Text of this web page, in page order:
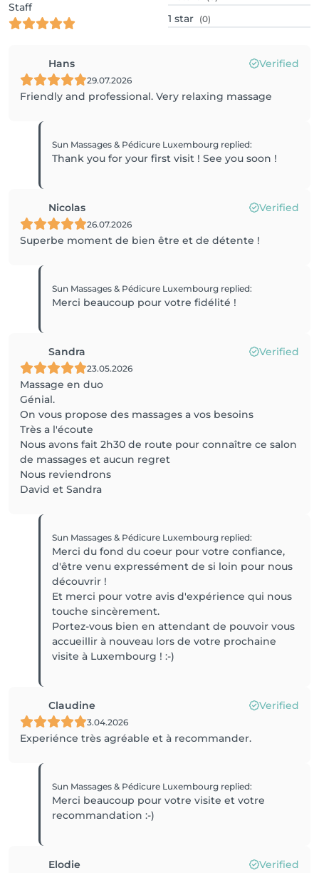
Staff
1 star (0)
Hans Verified
29.07.2026
Friendly and professional. Very relaxing massage
Sun Massages & Pédicure Luxembourg replied:
Thank you for your first visit ! See you soon !
Nicolas Verified
26.07.2026
Superbe moment de bien être et de détente !
Sun Massages & Pédicure Luxembourg replied:
Merci beaucoup pour votre fidélité !
Sandra Verified
23.05.2026
Massage en duo
Génial.
On vous propose des massages a vos besoins
Très a l'écoute
Nous avons fait 2h30 de route pour connaître ce salon
de massages et aucun regret
Nous reviendrons
David et Sandra
Sun Massages & Pédicure Luxembourg replied:
Merci du fond du coeur pour votre confiance,
d'être venu expressément de si loin pour nous
découvrir !
Et merci pour votre avis d'expérience qui nous
touche sincèrement.
Portez-vous bien en attendant de pouvoir vous
accueillir à nouveau lors de votre prochaine
visite à Luxembourg ! :-)
Claudine Verified
3.04.2026
Experiénce très agréable et à recommander.
Sun Massages & Pédicure Luxembourg replied:
Merci beaucoup pour votre visite et votre
recommandation :-)
Elodie Verified